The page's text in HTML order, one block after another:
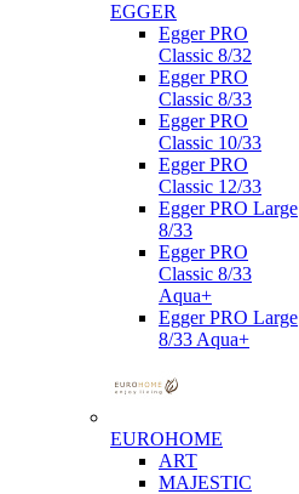
EGGER
Egger PRO
Classic 8/32
Egger PRO
Classic 8/33
Egger PRO
Classic 10/33
Egger PRO
Classic 12/33
Egger PRO Large
8/33
Egger PRO
Classic 8/33
Aqua+
Egger PRO Large
8/33 Aqua+
EUROHOME
ART
MAJESTIC